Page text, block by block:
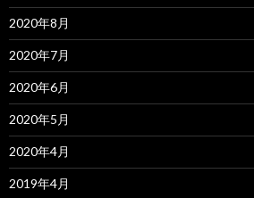
2020年8月
2020年7月
2020年6月
2020年5月
2020年4月
2019年4月